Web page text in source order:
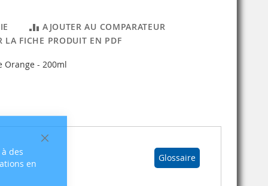
Fermer
des
en
AJOUTER AU COMPARATEUR
LA FICHE PRODUIT EN PDF
Orange - 200ml
Glossaire